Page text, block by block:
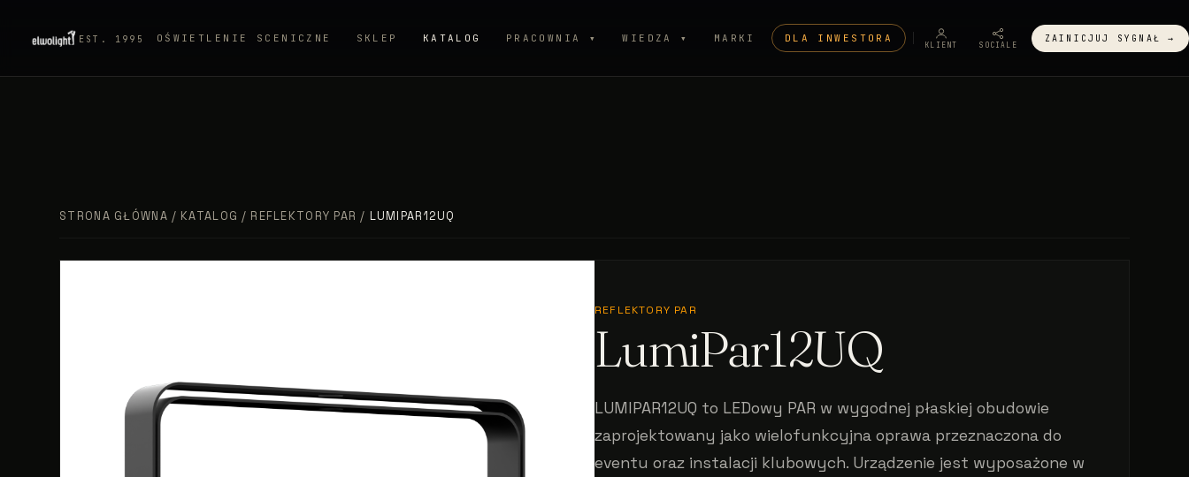
EST. 1995 OŚWIETLENIE SCENICZNE SKLEP KATALOG PRACOWNIA ▾ WIEDZA ▾ MARKI DLA INWESTORA
KLIENT SOCIALE
ZAINICJUJ SYGNAŁ →
STRONA GŁÓWNA / KATALOG / REFLEKTORY PAR / LUMIPAR12UQ
REFLEKTORY PAR
LumiPar12UQ
LUMIPAR12UQ to LEDowy PAR w wygodnej płaskiej obudowie
zaprojektowany jako wielofunkcyjna oprawa przeznaczona do
eventu oraz instalacji klubowych. Urządzenie jest wyposażone w